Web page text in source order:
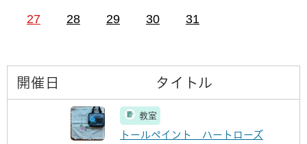
27
28 29 30 31
開催日 タイトル
教室
トールペイント ハートローズ